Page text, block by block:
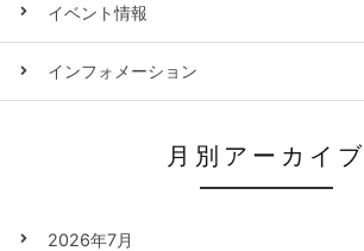
イベント情報
インフォメーション
月別アーカイブ
2026年7月